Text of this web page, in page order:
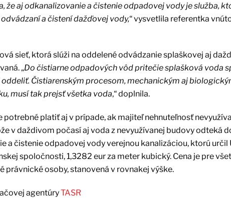
že aj odkanalizovanie a čistenie odpadovej vody je služba,
a čistení dažďovej vody,“ vysvetlila referentka
sieť, ktorá slúži na oddelené odvádzanie splaškovej aj
„Do čistiarne odpadových vôd pritečie splašková voda
Čistiarenským procesom, mechanickým aj
musí tak prejsť všetka voda,“ doplnila.
potrebné platiť aj v prípade, ak majiteľ nehnuteľnosť
v daždivom počasí aj voda z nevyužívanej budovy odteká
a čistenie odpadovej vody verejnou kanalizáciou, ktorú určil
spoločnosti, 1,3282 eur za meter kubický. Cena je pre
právnické osoby, stanovená v rovnakej výške.
agentúryTASR